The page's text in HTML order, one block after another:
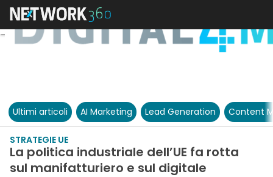
Ultimi articoli AI Marketing Lead Generation Content
STRATEGIE UE
La politica industriale dell’UE fa rotta
sul manifatturiero e sul digitale